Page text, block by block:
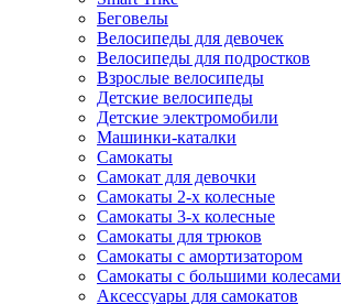
Беговелы
Велосипеды для девочек
Велосипеды для подростков
Взрослые велосипеды
Детские велосипеды
Детские электромобили
Машинки-каталки
Самокаты
Самокат для девочки
Самокаты 2-х колесные
Самокаты 3-х колесные
Самокаты для трюков
Самокаты с амортизатором
Самокаты с большими колесами
Аксессуары для самокатов